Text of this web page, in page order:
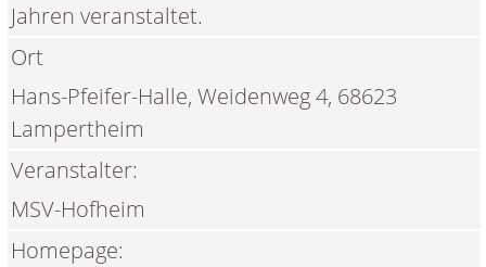
Jahren veranstaltet.
Ort
Hans-Pfeifer-Halle, Weidenweg 4, 68623
Lampertheim
Veranstalter:
MSV-Hofheim
Homepage: